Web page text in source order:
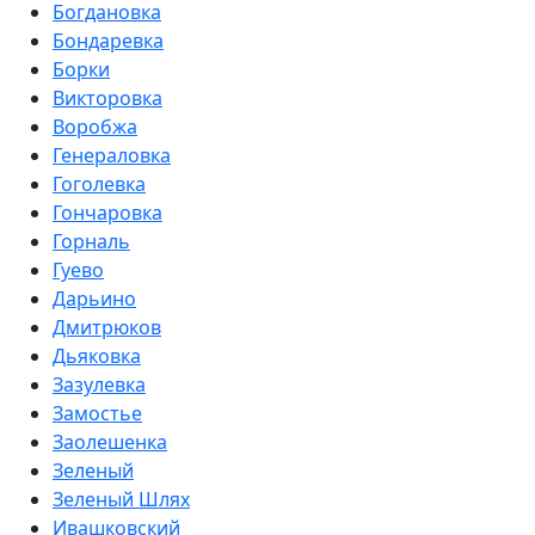
Богдановка
Бондаревка
Борки
Викторовка
Воробжа
Генераловка
Гоголевка
Гончаровка
Горналь
Гуево
Дарьино
Дмитрюков
Дьяковка
Зазулевка
Замостье
Заолешенка
Зеленый
Зеленый Шлях
Ивашковский